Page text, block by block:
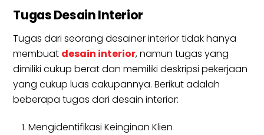
Tugas Desain Interior
Tugas dari seorang desainer interior tidak hanya
membuat desain interior, namun tugas yang
dimiliki cukup berat dan memiliki deskripsi pekerjaan
yang cukup luas cakupannya. Berikut adalah
beberapa tugas dari desain interior:
Mengidentifikasi Keinginan Klien